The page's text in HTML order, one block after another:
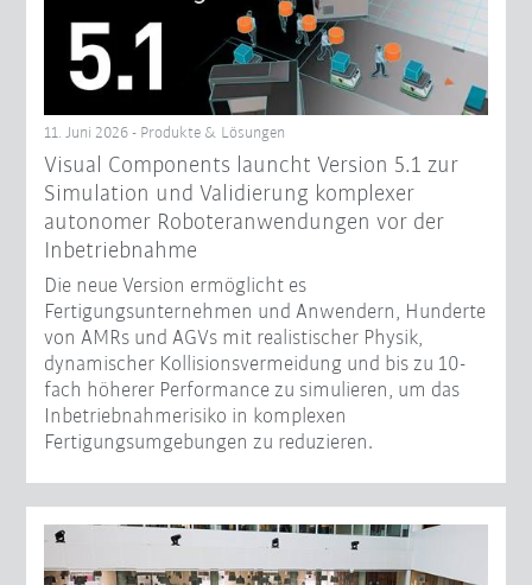
11. Juni 2026 - Produkte & Lösungen
Visual Components launcht Version 5.1 zur
Simulation und Validierung komplexer
autonomer Roboteranwendungen vor der
Inbetriebnahme
Die neue Version ermöglicht es
Fertigungsunternehmen und Anwendern, Hunderte
von AMRs und AGVs mit realistischer Physik,
dynamischer Kollisionsvermeidung und bis zu 10-
fach höherer Performance zu simulieren, um das
Inbetriebnahmerisiko in komplexen
Fertigungsumgebungen zu reduzieren.